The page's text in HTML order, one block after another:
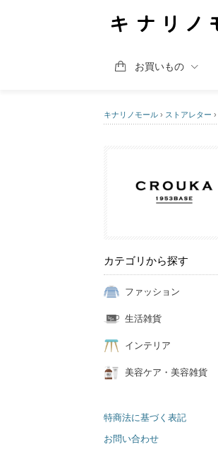
お買いもの
キナリノモール › ストアレター ›
カテゴリから探す
ファッション
生活雑貨
インテリア
美容ケア・美容雑貨
特商法に基づく表記
お問い合わせ